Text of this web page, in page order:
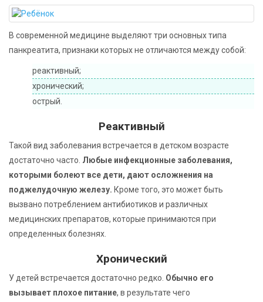
В современной медицине выделяют три основных типа
панкреатита, признаки которых не отличаются между собой:
реактивный;
хронический;
острый.
Реактивный
Такой вид заболевания встречается в детском возрасте
достаточно часто. Любые инфекционные заболевания,
которыми болеют все дети, дают осложнения на
поджелудочную железу. Кроме того, это может быть
вызвано потреблением антибиотиков и различных
медицинских препаратов, которые принимаются при
определенных болезнях.
Хронический
У детей встречается достаточно редко. Обычно его
вызывает плохое питание, в результате чего